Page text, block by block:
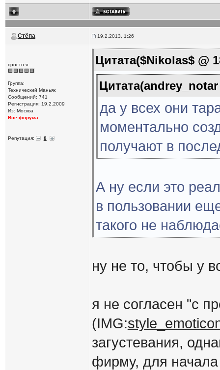
Стёпа 19.2.2013, 1:26
просто я...
Группа:
Технический Маньяк
Сообщений: 741
Регистрация: 19.2.2009
Из: Москва
Вне форума
Репутация: 8
Цитата($Nikolas$ @
да у всех они
моментально
получают в
А ну если это
в пользовании
такого не
ну не то, чтобы у
я не согласен "с
(IMG:
загустевания,
фирму, для начала